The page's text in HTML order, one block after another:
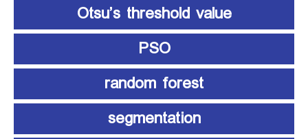
Otsu’s threshold value
PSO
random forest
segmentation